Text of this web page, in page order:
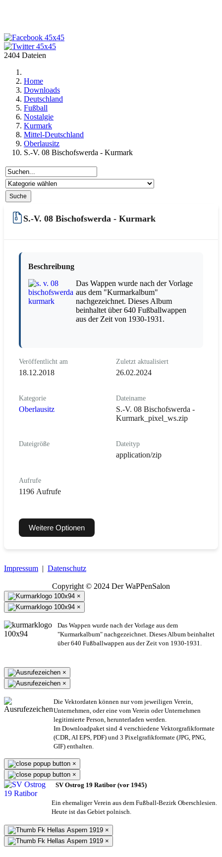
2404 Dateien
Home
Downloads
Deutschland
Fußball
Nostalgie
Kurmark
Mittel-Deutschland
Oberlausitz
S.-V. 08 Bischofswerda - Kurmark
S.-V. 08 Bischofswerda - Kurmark
Beschreibung
Das Wappen wurde nach der Vorlage
aus dem "Kurmarkalbum"
nachgezeichnet. Dieses Album
beinhaltet über 640 Fußballwappen
aus der Zeit von 1930-1931.
Veröffentlicht am
18.12.2018
Zuletzt aktualisiert
26.02.2024
Kategorie
Oberlausitz
Dateiname
S.-V. 08 Bischofswerda -
Kurmark_pixel_ws.zip
Dateigröße Dateityp
application/zip
Aufrufe
1196 Aufrufe
Weitere Optionen
Impressum | Datenschutz
Copyright © 2024 Der WaPPenSalon
×
×
Das Wappen wurde nach der Vorlage aus dem
"Kurmarkalbum" nachgezeichnet. Dieses Album beinhaltet
über 640 Fußballwappen aus der Zeit von 1930-1931.
×
×
Die Vektordaten können nur vom jeweiligen Verein,
Unternehmen, oder eine vom Verein oder Unternehmen
legitimierte Person, herunterladen werden.
Im Downloadpaket sind 4 verschiedene Vektorgrafikformate
(CDR, AI EPS, PDF) und 3 Pixelgrafikformate (JPG, PNG,
GIF) enthalten.
×
×
SV Ostrog 19 Ratibor (vor 1945)
Ein ehemaliger Verein aus dem Fußball-Bezirk Oberschlesien.
Heute ist das Gebiet polnisch.
×
×